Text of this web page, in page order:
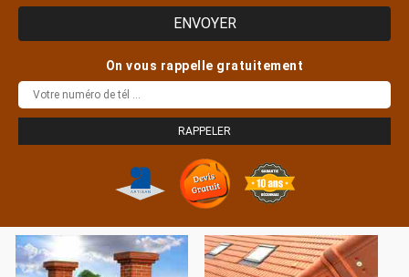
On vous rappelle gratuitement